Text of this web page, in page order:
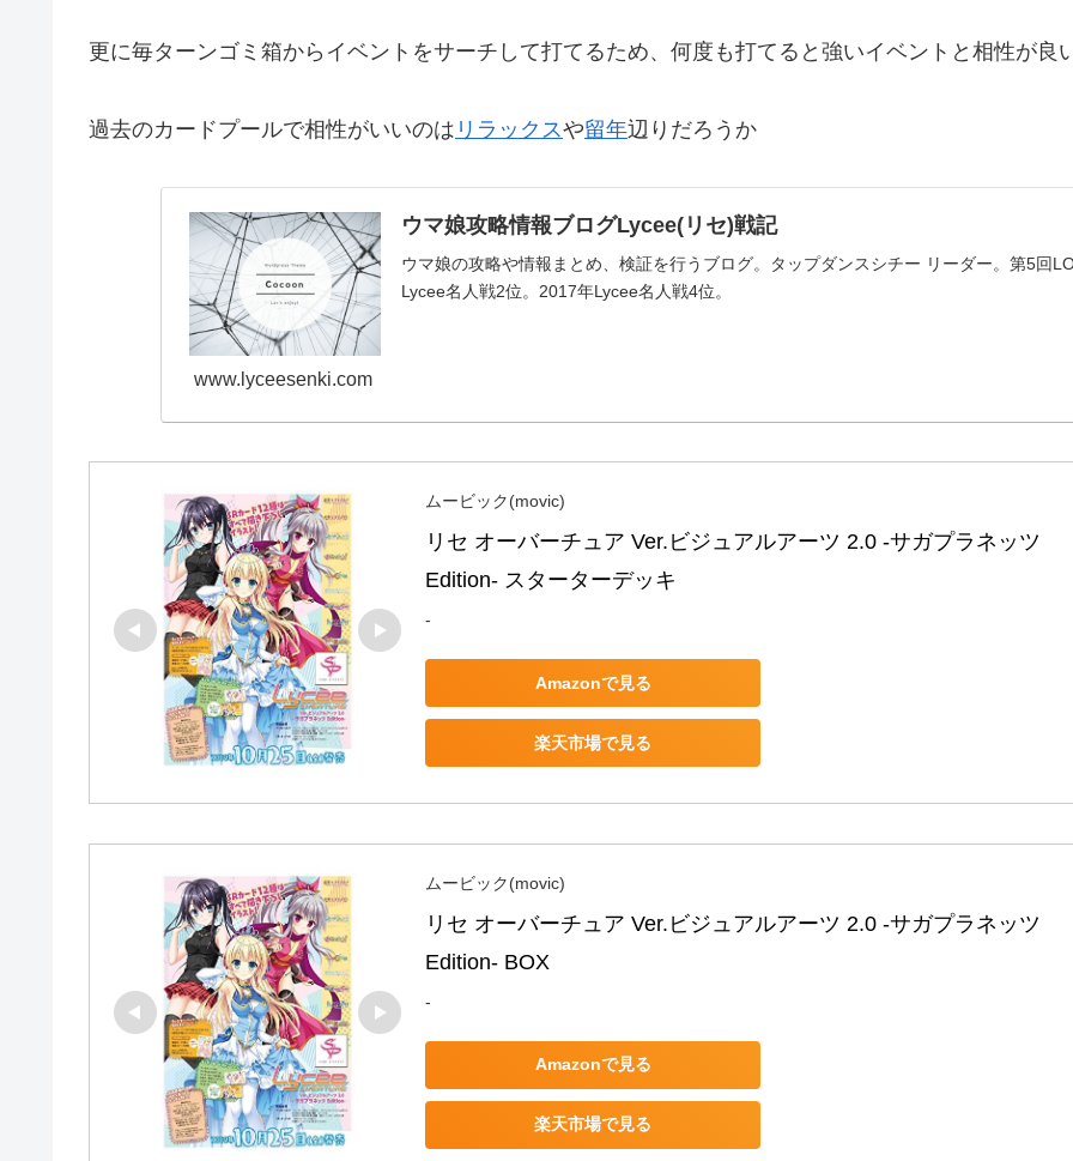
更に毎ターンゴミ箱からイベントをサーチして打てるため、何度も打てると強いイベントと相性が良
過去のカードプールで相性がいいのは リラックスや留年辺りだろうか
ウマ娘攻略情報ブログLycee(リセ)戦記
ウマ娘の攻略や情報まとめ、検証を行うブログ。タップダンスシチー リーダー。第5回
Lycee名人戦2位。2017年Lycee名人戦4位。
www.lyceesenki.com
ムービック(movic)
リセ オーバーチュア Ver.ビジュアルアーツ 2.0 -サガプラネッツ
Edition- スターターデッキ
-
Amazonで見る
楽天市場で見る
ムービック(movic)
リセ オーバーチュア Ver.ビジュアルアーツ 2.0 -サガプラネッツ
Edition- BOX
-
Amazonで見る
楽天市場で見る